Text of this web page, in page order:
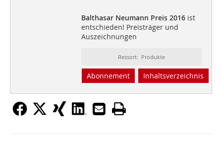
Balthasar Neumann Preis 2016ist
entschieden! Preisträger und
Auszeichnungen
Ressort: Produkte
Abonnement Inhaltsverzeichnis